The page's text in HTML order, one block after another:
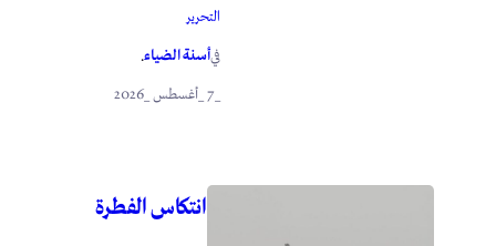
التحرير
فيأسنة الضياء.
انتكاس الفطرة